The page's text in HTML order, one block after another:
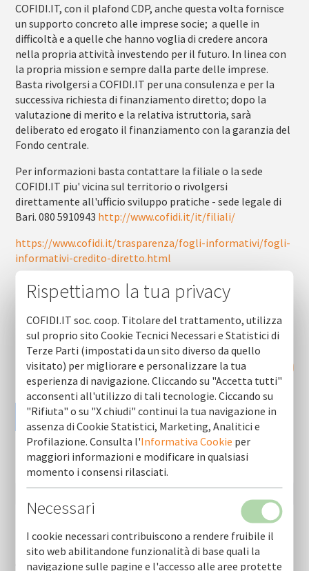
COFIDI.IT, con il plafond CDP, anche questa volta fornisce
un supporto concreto alle imprese socie; a quelle in
difficoltà e a quelle che hanno voglia di credere ancora
nella propria attività investendo per il futuro. In linea con
la propria mission e sempre dalla parte delle imprese.
Basta rivolgersi a COFIDI.IT per una consulenza e per la
successiva richiesta di finanziamento diretto; dopo la
valutazione di merito e la relativa istruttoria, sarà
deliberato ed erogato il finanziamento con la garanzia del
Fondo centrale.
Per informazioni basta contattare la filiale o la sede
COFIDI.IT piu' vicina sul territorio o rivolgersi
direttamente all'ufficio sviluppo pratiche - sede legale di
Bari. 080 5910943 http://www.cofidi.it/it/filiali/
https://www.cofidi.it/trasparenza/fogli-informativi/fogli-
informativi-credito-diretto.html
RICHIEDI INFORMAZIONI
Prodotti (ultime 10)
Con cofidi.it credito diretto per le pmi anche con fondi
Rispettiamo la tua privacy
COFIDI.IT soc. coop. Titolare del trattamento, utilizza
sul proprio sito Cookie Tecnici Necessari e Statistici di
Terze Parti (impostati da un sito diverso da quello
visitato) per migliorare e personalizzare la tua
esperienza di navigazione. Cliccando su "Accetta tutti"
acconsenti all'utilizzo di tali tecnologie. Ciccando su
"Rifiuta" o su "X chiudi" continui la tua navigazione in
assenza di Cookie Statistici, Marketing, Analitici e
Profilazione. Consulta l'Informativa Cookie per
maggiori informazioni e modificare in qualsiasi
momento i consensi rilasciati.
Necessari
I cookie necessari contribuiscono a rendere fruibile il
sito web abilitandone funzionalità di base quali la
navigazione sulle pagine e l'accesso alle aree protette